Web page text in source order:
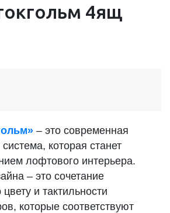
4ящ
– это современная
которая станет
лофтового интерьера.
– это сочетание
и тактильности
которые соответствуют